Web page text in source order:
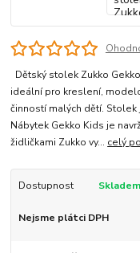
Dětský stolek Zukko
ideální pro kreslení,
činností malých dětí.
Nábytek Gekko Kids je
židličkami Zukko vy... celý
Dostupnost
Nejsme plátci DPH